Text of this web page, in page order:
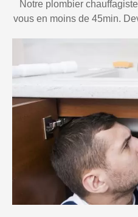
Notre plombier
vous en moins de 45min.